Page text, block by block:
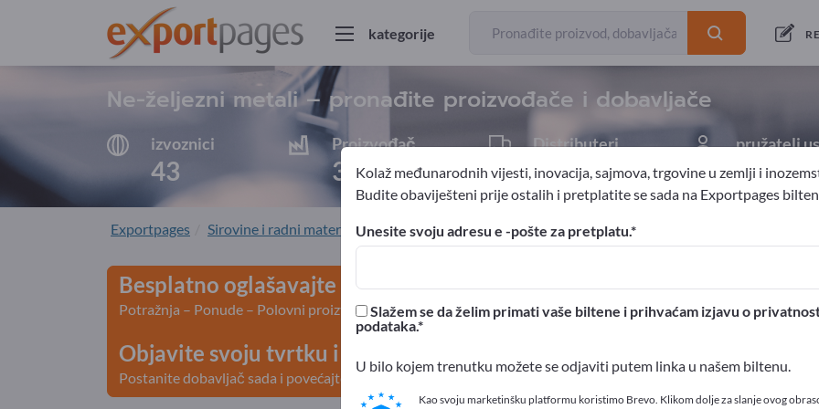
kategorije
Ne-željezni metali – pronađite proizvođače i dobavljače
izvoznici
43
Proizvođač
38
Distributeri
4
pružatelj
1
izvoznici
43
38
Exportpages Sirovine i radni materijali Metali Ne-željezni metali
Besplatno oglašavajte na Exportpages!
Potražnja – Ponude – Polovni proizvodi – Poslovni kontakti >> počnite ovdje
Objavite svoju tvrtku i svoje proizvode na Exportpages
Postanite dobavljač sada i povećajte vidljivost>> objavite ovdje
Kolaž međunarodnih vijesti, inovacija, sajmova, trgovine u zemlji i
Budite obaviješteni prije ostalih i pretplatite se sada na Exportpages
Unesite svoju adresu e -pošte za pretplatu.
Slažem se da želim primati vaše biltene i prihvaćam izjavu o
podataka.
U bilo kojem trenutku možete se odjaviti putem linka u našem biltenu.
Kao svoju marketinšku platformu koristimo Brevo. Klikom dolje za slanje ovog